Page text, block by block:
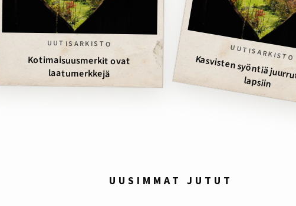
UUTISARKISTO
Kotimaisuusmerkit ovat
laatumerkkejä
UUTISARKISTO
Kasvisten syöntiä juurrutetaan lapsiin
UUSIMMAT JUTUT